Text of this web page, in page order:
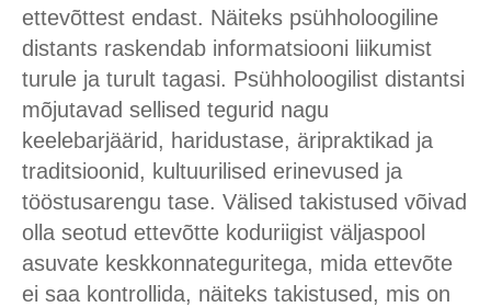
ettevõttest endast. Näiteks psühholoogiline
distants raskendab informatsiooni liikumist
turule ja turult tagasi. Psühholoogilist distantsi
mõjutavad sellised tegurid nagu
keelebarjäärid, haridustase, äripraktikad ja
traditsioonid, kultuurilised erinevused ja
tööstusarengu tase. Välised takistused võivad
olla seotud ettevõtte koduriigist väljaspool
asuvate keskkonnateguritega, mida ettevõte
ei saa kontrollida, näiteks takistused, mis on